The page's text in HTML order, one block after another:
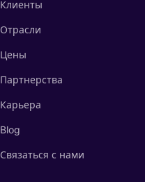
Клиенты
Отрасли
Цены
Партнерства
Карьера
Blog
Связаться с нами